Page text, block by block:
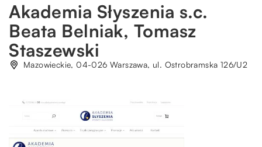
Akademia Słyszenia s.c.
Beata Belniak, Tomasz
Staszewski
Mazowieckie, 04-026 Warszawa, ul. Ostrobramska 126/U2